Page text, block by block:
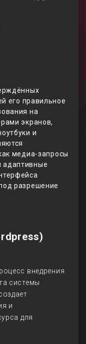
его правильное
на
экранов,
и
медиа-запросы
адаптивные
разрешение
внедрения
системы
и
для